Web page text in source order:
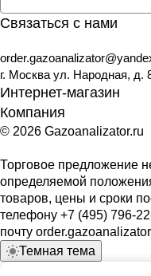
Связаться с нами
г. Москва ул. Народная, д.
Интернет-магазин
Компания
© 2026 Gazoanalizator.ru
Торговое предложение
определяемой
товаров, цены и сроки
телефону +7 (495) 796-
почту
Темная тема